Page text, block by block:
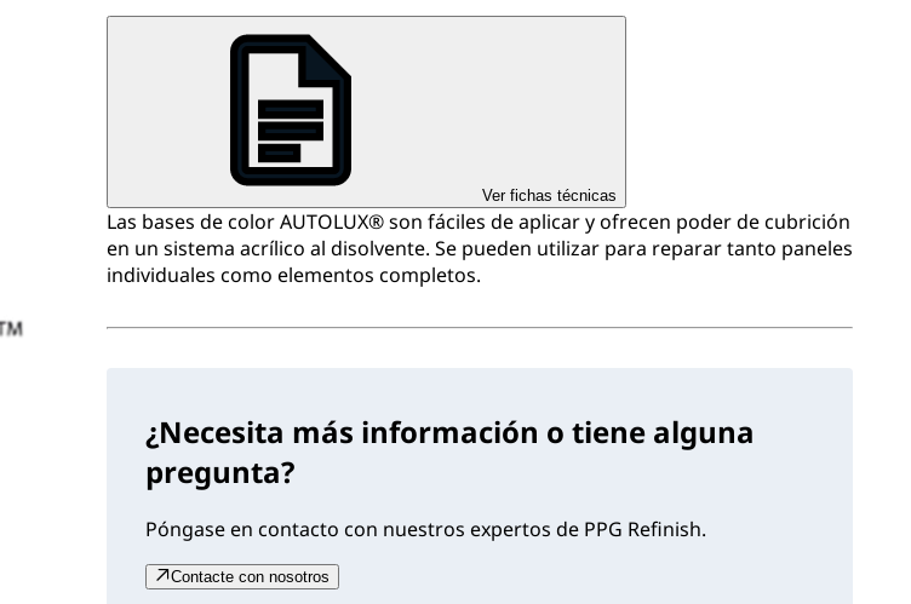
Ver fichas técnicas
Las bases de color AUTOLUX® son fáciles de aplicar y ofrecen poder de cubrición
en un sistema acrílico al disolvente. Se pueden utilizar para reparar tanto paneles
individuales como elementos completos.
¿Necesita más información o tiene alguna
pregunta?
Póngase en contacto con nuestros expertos de PPG Refinish.
Contacte con nosotros